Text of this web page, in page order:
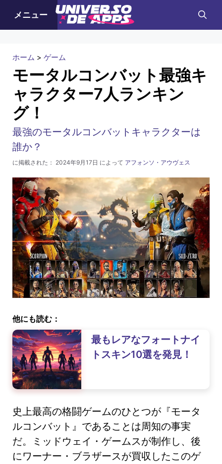
メニュー
ホーム > ゲーム
モータルコンバット最強キ
ャラクター7人ランキン
グ！
最強のモータルコンバットキャラクターは
誰か？
に掲載された： 2024年9月17日 によって アフォンソ・アウヴェス
他にも読む：
最もレアなフォートナイ
トスキン10選を発見！
史上最高の格闘ゲームのひとつが『モータ
ルコンバット』であることは周知の事実
だ。ミッドウェイ・ゲームスが制作し、後
にワーナー・ブラザースが買収したこのゲ